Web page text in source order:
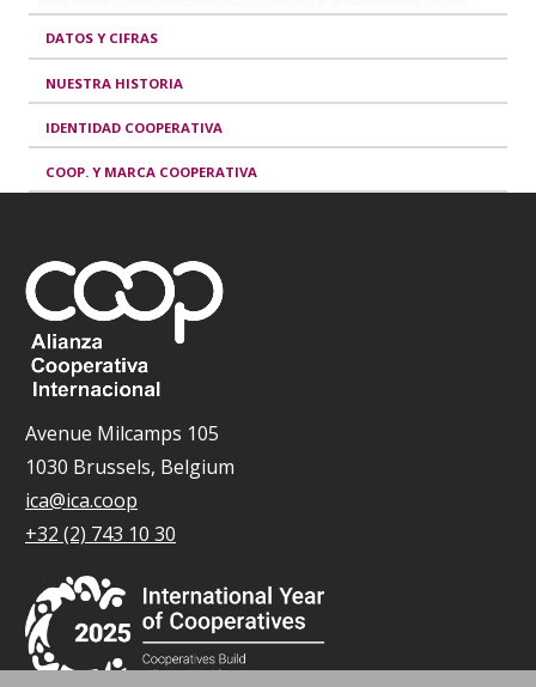
DATOS Y CIFRAS
NUESTRA HISTORIA
IDENTIDAD COOPERATIVA
COOP. Y MARCA COOPERATIVA
Avenue Milcamps 105
1030 Brussels, Belgium
ica@ica.coop
+32 (2) 743 10 30